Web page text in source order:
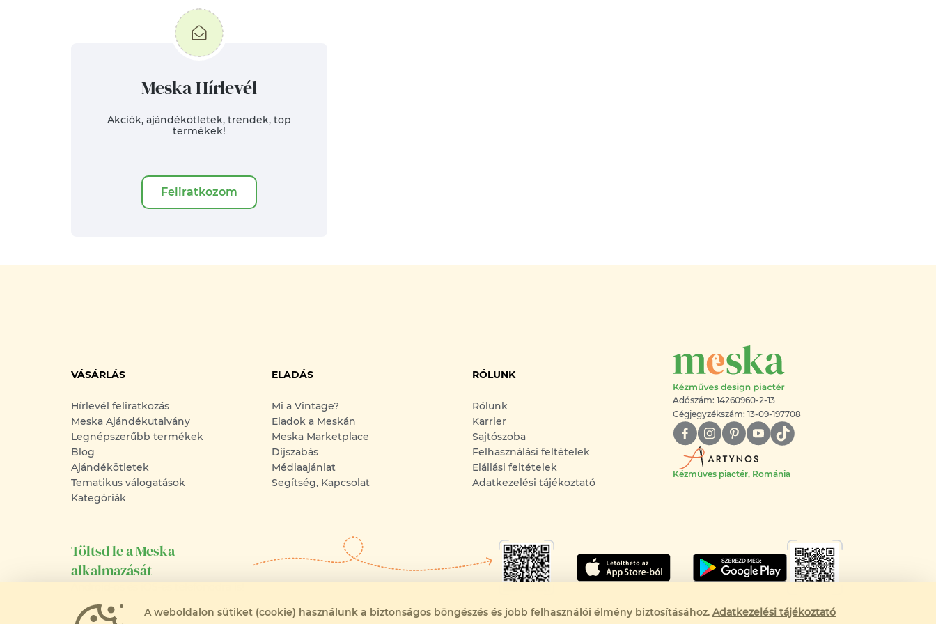
Meska Hírlevél
Akciók, ajándékötletek, trendek, top
termékek!
Feliratkozom
VÁSÁRLÁS
Hírlevél feliratkozás
Meska Ajándékutalvány
Legnépszerűbb termékek
Blog
Ajándékötletek
Tematikus válogatások
Kategóriák
ELADÁS
Mi a Vintage?
Eladok a Meskán
Meska Marketplace
Díjszabás
Médiaajánlat
Segítség, Kapcsolat
RÓLUNK
Rólunk
Karrier
Sajtószoba
Felhasználási feltételek
Elállási feltételek
Adatkezelési tájékoztató
Adószám: 14260960-2-13
Cégjegyzékszám: 13-09-197708
Kézműves piactér, Románia
Töltsd le a Meska
alkalmazását
A weboldalon sütiket (cookie) használunk a biztonságos böngészés és jobb felhasználói élmény biztosításához. Adatkezelési tájékoztató